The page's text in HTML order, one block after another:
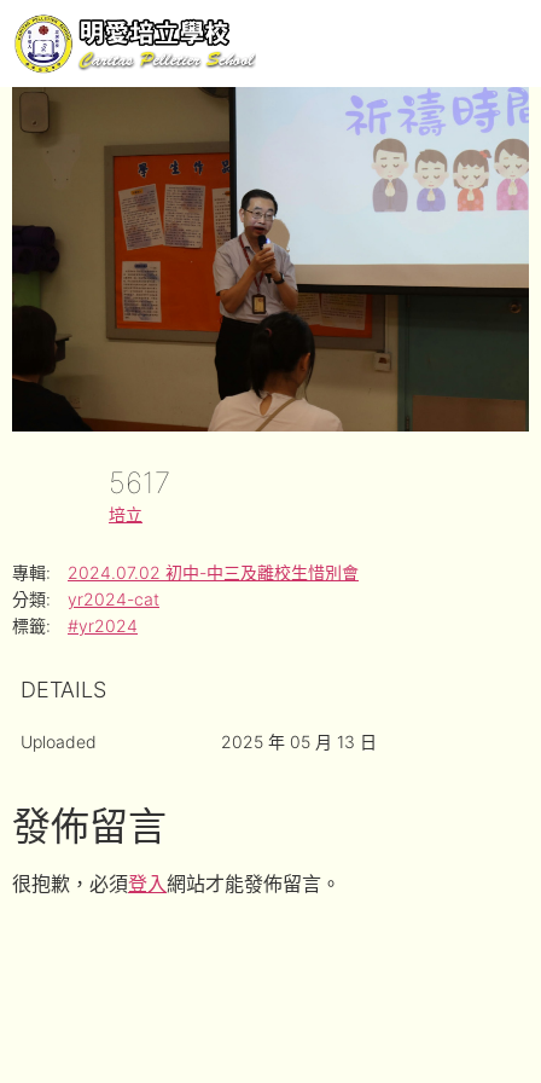
5617
培立
專輯:
2024.07.02 初中-中三及離校生惜別會
分類:
yr2024-cat
標籤:
#yr2024
DETAILS
Uploaded 2025 年 05 月 13 日
發佈留言
很抱歉，必須登入網站才能發佈留言。